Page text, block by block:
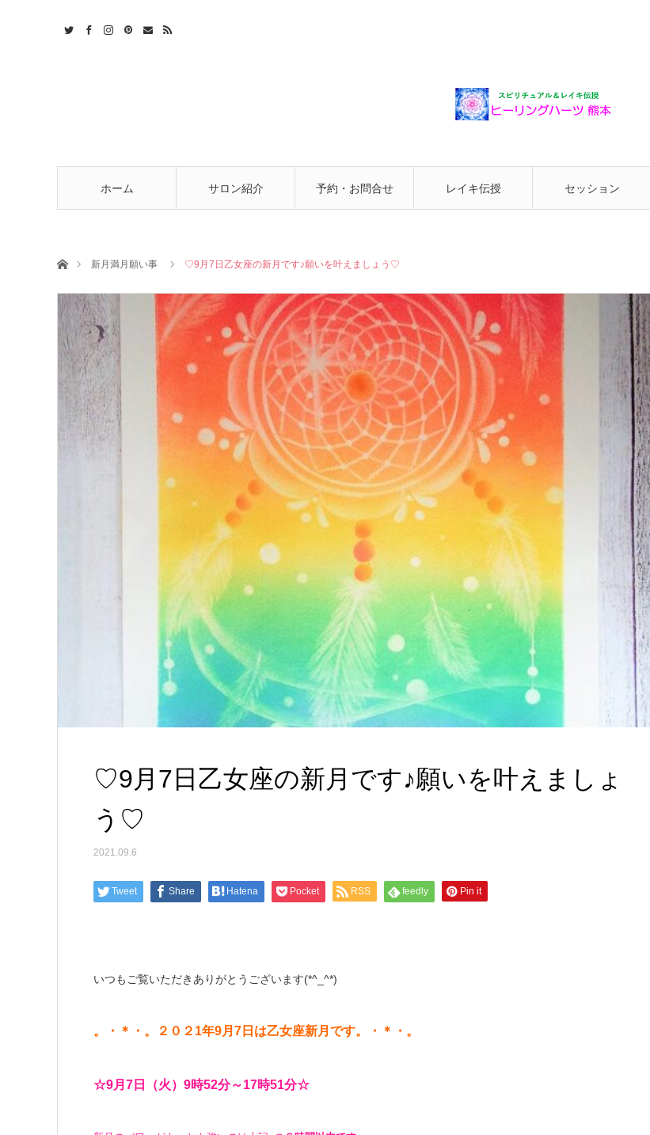
ホーム サロン紹介 予約・お問合せ レイキ伝授 セッション
ホーム新月満月願い事 ♡9月7日乙女座の新月です♪願いを叶えましょう♡
♡9月7日乙女座の新月です♪願いを叶えましょ
う♡
2021.09.6
Tweet Share Hatena Pocket RSS feedly Pin it
いつもご覧いただきありがとうございます(*^_^*)
。・＊・。２０２1年9月7 日は乙女座新月 です。・＊・。
☆9月7 日（火）9時52分～17時51分☆